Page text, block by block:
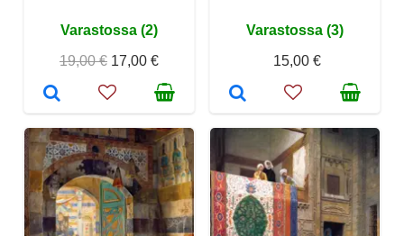
Varastossa (2)
19,00 € 17,00 €
Varastossa (3)
15,00 €